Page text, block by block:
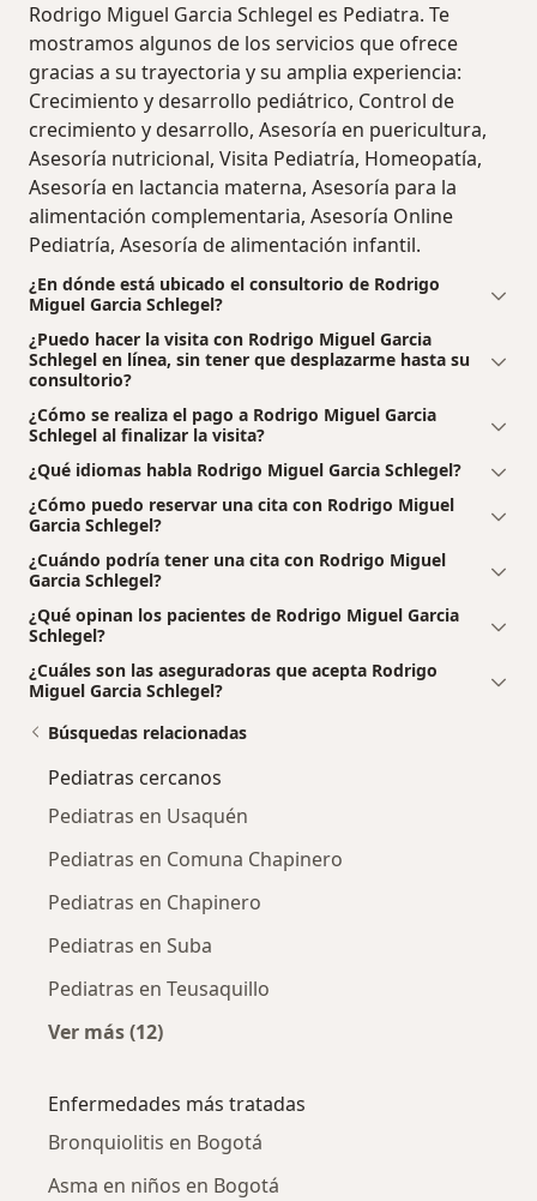
Rodrigo Miguel Garcia Schlegel es Pediatra. Te
mostramos algunos de los servicios que ofrece
gracias a su trayectoria y su amplia experiencia:
Crecimiento y desarrollo pediátrico, Control de
crecimiento y desarrollo, Asesoría en puericultura,
Asesoría nutricional, Visita Pediatría, Homeopatía,
Asesoría en lactancia materna, Asesoría para la
alimentación complementaria, Asesoría Online
Pediatría, Asesoría de alimentación infantil.
¿En dónde está ubicado el consultorio de Rodrigo
Miguel Garcia Schlegel?
¿Puedo hacer la visita con Rodrigo Miguel Garcia
Schlegel en línea, sin tener que desplazarme hasta su
consultorio?
¿Cómo se realiza el pago a Rodrigo Miguel Garcia
Schlegel al finalizar la visita?
¿Qué idiomas habla Rodrigo Miguel Garcia Schlegel?
¿Cómo puedo reservar una cita con Rodrigo Miguel
Garcia Schlegel?
¿Cuándo podría tener una cita con Rodrigo Miguel
Garcia Schlegel?
¿Qué opinan los pacientes de Rodrigo Miguel Garcia
Schlegel?
¿Cuáles son las aseguradoras que acepta Rodrigo
Miguel Garcia Schlegel?
Búsquedas relacionadas
Pediatras cercanos
Pediatras en Usaquén
Pediatras en Comuna Chapinero
Pediatras en Chapinero
Pediatras en Suba
Pediatras en Teusaquillo
Ver más (12)
Enfermedades más tratadas
Bronquiolitis en Bogotá
Asma en niños en Bogotá